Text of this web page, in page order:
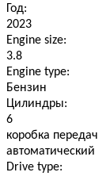
Год:
2023
Engine size:
3.8
Engine type:
Бензин
Цилиндры:
6
коробка передач
автоматический
Drive type: